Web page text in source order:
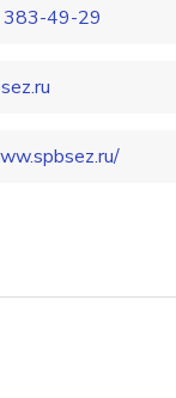
49-29